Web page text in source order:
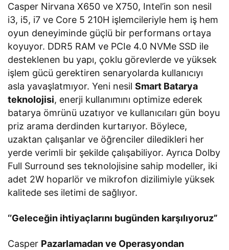
Casper Nirvana X650 ve X750, Intel’in son nesil
i3, i5, i7 ve Core 5 210H işlemcileriyle hem iş hem
oyun deneyiminde güçlü bir performans ortaya
koyuyor. DDR5 RAM ve PCIe 4.0 NVMe SSD ile
desteklenen bu yapı, çoklu görevlerde ve yüksek
işlem gücü gerektiren senaryolarda kullanıcıyı
asla yavaşlatmıyor. Yeni nesilSmart Batarya
teknolojisi, enerji kullanımını optimize ederek
batarya ömrünü uzatıyor ve kullanıcıları gün boyu
priz arama derdinden kurtarıyor. Böylece,
uzaktan çalışanlar ve öğrenciler diledikleri her
yerde verimli bir şekilde çalışabiliyor. Ayrıca Dolby
Full Surround ses teknolojisine sahip modeller, iki
adet 2W hoparlör ve mikrofon dizilimiyle yüksek
kalitede ses iletimi de sağlıyor.
‘’Geleceğin ihtiyaçlarını bugünden karşılıyoruz”
Casper Pazarlamadan ve Operasyondan